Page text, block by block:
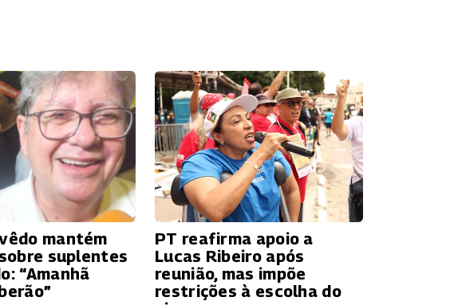
mantém
suplentes
“Amanhã
PT reafirma apoio a
Lucas Ribeiro após
reunião, mas impõe
restrições à escolha do